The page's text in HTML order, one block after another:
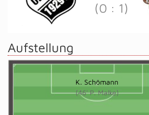
(0 : 1)
Aufstellung
K. Schömann
(46' P. Malke)